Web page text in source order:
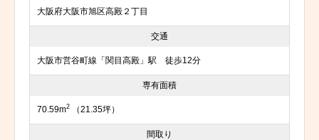
大阪府大阪市旭区高殿２丁目
交通
大阪市営谷町線「関目高殿」駅 徒歩12分
専有面積
70.59m2 （21.35坪）
間取り